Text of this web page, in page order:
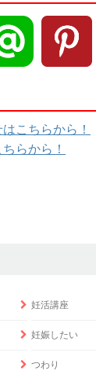
こちらから！
らから！
妊活講座
妊娠したい
つわり